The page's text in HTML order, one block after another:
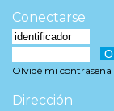
Conectarse
Olvidé mi contraseña
Dirección